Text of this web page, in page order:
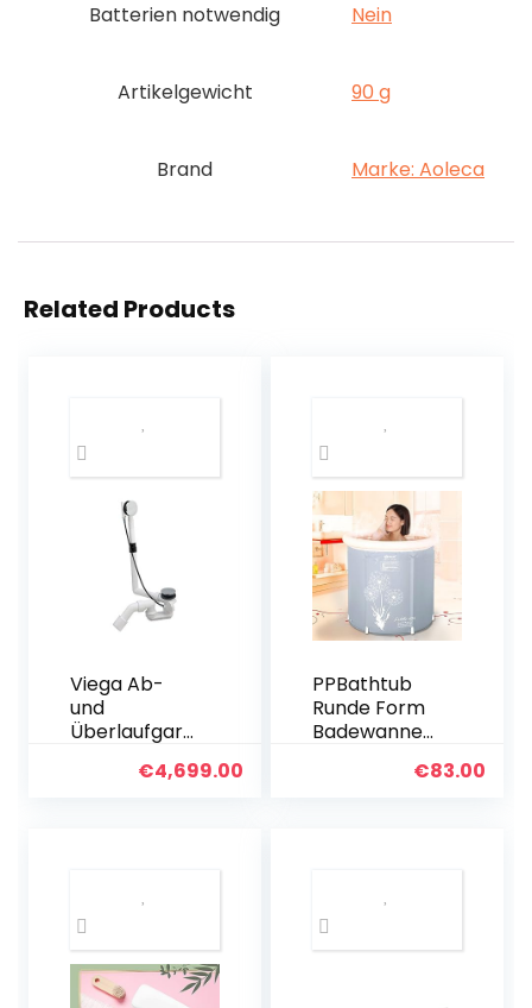
Batterien notwendig ‎Nein
Artikelgewicht ‎90 g
Brand Marke: Aoleca
Related Products
Viega Ab-
und
Überlaufgarni
Wannen
r mit Überlauf
Badewannen
garnitur mit
Geruchsvers
€4,699.00
PPBathtub
Runde Form
Badewanne
Erwachsene
Home Spa
Badewanne
Körper
€83.00